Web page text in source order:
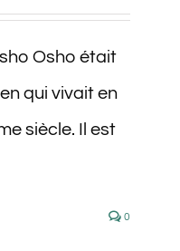
Osho était
qui vivait en
siècle. Il est
0